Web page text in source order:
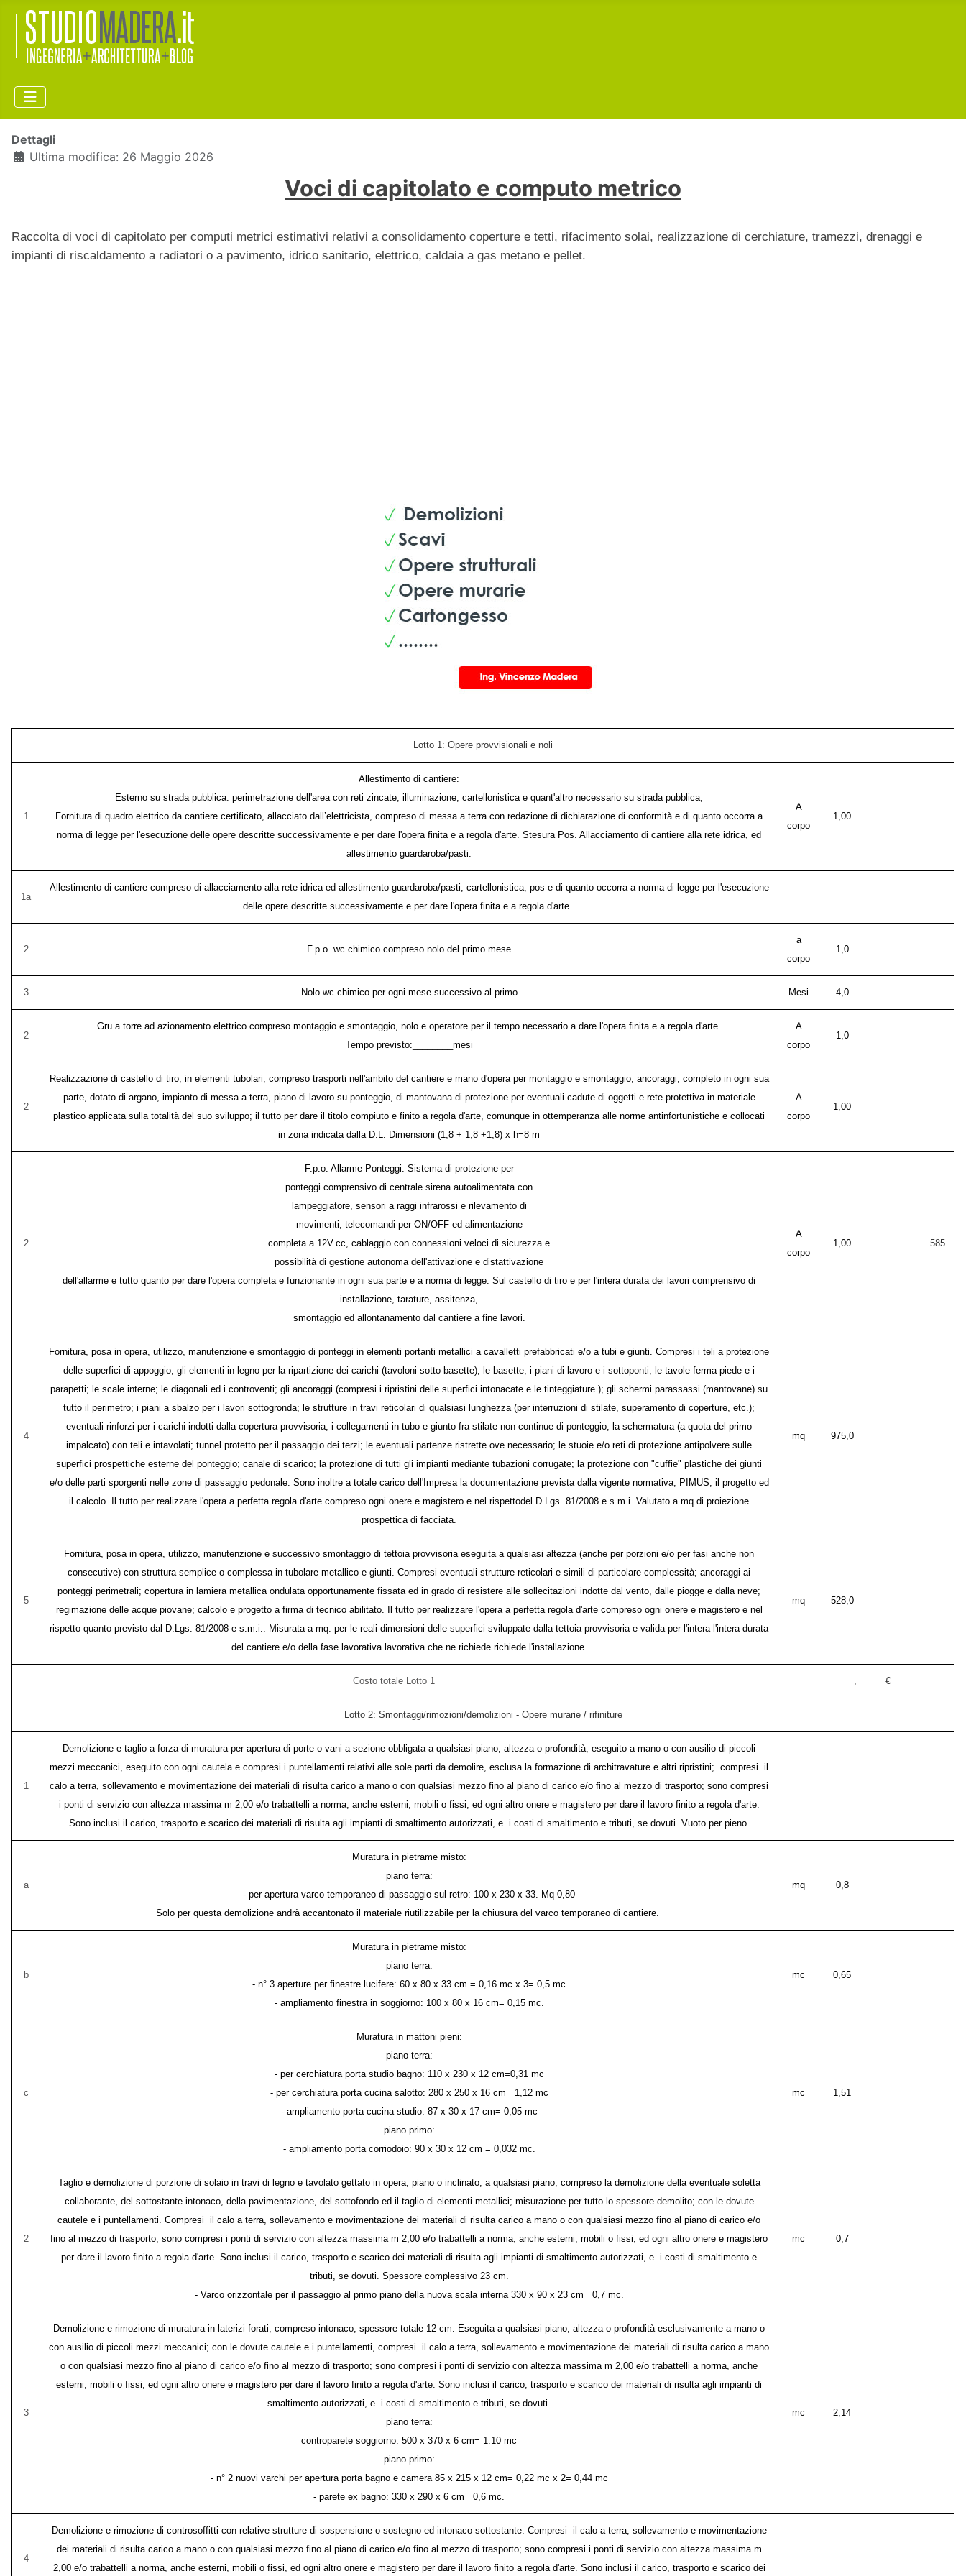
Dettagli
Ultima modifica: 26 Maggio 2026
Voci di capitolato e computo metrico
Raccolta di voci di capitolato per computi metrici estimativi relativi a consolidamento coperture e tetti, rifacimento solai, realizzazione di cerchiature, tramezzi, drenaggi e
impianti di riscaldamento a radiatori o a pavimento, idrico sanitario, elettrico, caldaia a gas metano e pellet.
Lotto 1: Opere provvisionali e noli
1
Allestimento di cantiere:
Esterno su strada pubblica: perimetrazione dell'area con reti zincate; illuminazione, cartellonistica e quant'altro necessario su strada pubblica;
Fornitura di quadro elettrico da cantiere certificato, allacciato dall’elettricista, compreso di messa a terra con redazione di dichiarazione di conformità e di quanto occorra a
norma di legge per l'esecuzione delle opere descritte successivamente e per dare l'opera finita e a regola d'arte. Stesura Pos. Allacciamento di cantiere alla rete idrica, ed
allestimento guardaroba/pasti.
A
corpo
1,00
1a
Allestimento di cantiere compreso di allacciamento alla rete idrica ed allestimento guardaroba/pasti, cartellonistica, pos e di quanto occorra a norma di legge per l'esecuzione
delle opere descritte successivamente e per dare l'opera finita e a regola d'arte.
2 F.p.o. wc chimico compreso nolo del primo mese
a
corpo
1,0
3 Nolo wc chimico per ogni mese successivo al primo Mesi 4,0
2
Gru a torre ad azionamento elettrico compreso montaggio e smontaggio, nolo e operatore per il tempo necessario a dare l'opera finita e a regola d'arte.
Tempo previsto:________mesi
A
corpo
1,0
2
Realizzazione di castello di tiro, in elementi tubolari, compreso trasporti nell'ambito del cantiere e mano d'opera per montaggio e smontaggio, ancoraggi, completo in ogni sua
parte, dotato di argano, impianto di messa a terra, piano di lavoro su ponteggio, di mantovana di protezione per eventuali cadute di oggetti e rete protettiva in materiale
plastico applicata sulla totalità del suo sviluppo; il tutto per dare il titolo compiuto e finito a regola d'arte, comunque in ottemperanza alle norme antinfortunistiche e collocati
in zona indicata dalla D.L. Dimensioni (1,8 + 1,8 +1,8) x h=8 m
A
corpo
1,00
2
F.p.o. Allarme Ponteggi: Sistema di protezione per
ponteggi comprensivo di centrale sirena autoalimentata con
lampeggiatore, sensori a raggi infrarossi e rilevamento di
movimenti, telecomandi per ON/OFF ed alimentazione
completa a 12V.cc, cablaggio con connessioni veloci di sicurezza e
possibilità di gestione autonoma dell'attivazione e distattivazione
dell'allarme e tutto quanto per dare l'opera completa e funzionante in ogni sua parte e a norma di legge. Sul castello di tiro e per l'intera durata dei lavori comprensivo di
installazione, tarature, assitenza,
smontaggio ed allontanamento dal cantiere a fine lavori.
A
corpo
1,00 585
4
Fornitura, posa in opera, utilizzo, manutenzione e smontaggio di ponteggi in elementi portanti metallici a cavalletti prefabbricati e/o a tubi e giunti. Compresi i teli a protezione
delle superfici di appoggio; gli elementi in legno per la ripartizione dei carichi (tavoloni sotto-basette); le basette; i piani di lavoro e i sottoponti; le tavole ferma piede e i
parapetti; le scale interne; le diagonali ed i controventi; gli ancoraggi (compresi i ripristini delle superfici intonacate e le tinteggiature ); gli schermi parassassi (mantovane) su
tutto il perimetro; i piani a sbalzo per i lavori sottogronda; le strutture in travi reticolari di qualsiasi lunghezza (per interruzioni di stilate, superamento di coperture, etc.);
eventuali rinforzi per i carichi indotti dalla copertura provvisoria; i collegamenti in tubo e giunto fra stilate non continue di ponteggio; la schermatura (a quota del primo
impalcato) con teli e intavolati; tunnel protetto per il passaggio dei terzi; le eventuali partenze ristrette ove necessario; le stuoie e/o reti di protezione antipolvere sulle
superfici prospettiche esterne del ponteggio; canale di scarico; la protezione di tutti gli impianti mediante tubazioni corrugate; la protezione con "cuffie" plastiche dei giunti
e/o delle parti sporgenti nelle zone di passaggio pedonale. Sono inoltre a totale carico dell'Impresa la documentazione prevista dalla vigente normativa; PIMUS, il progetto ed
il calcolo. Il tutto per realizzare l'opera a perfetta regola d'arte compreso ogni onere e magistero e nel rispettodel D.Lgs. 81/2008 e s.m.i..Valutato a mq di proiezione
prospettica di facciata.
mq 975,0
5
Fornitura, posa in opera, utilizzo, manutenzione e successivo smontaggio di tettoia provvisoria eseguita a qualsiasi altezza (anche per porzioni e/o per fasi anche non
consecutive) con struttura semplice o complessa in tubolare metallico e giunti. Compresi eventuali strutture reticolari e simili di particolare complessità; ancoraggi ai
ponteggi perimetrali; copertura in lamiera metallica ondulata opportunamente fissata ed in grado di resistere alle sollecitazioni indotte dal vento, dalle piogge e dalla neve;
regimazione delle acque piovane; calcolo e progetto a firma di tecnico abilitato. Il tutto per realizzare l'opera a perfetta regola d'arte compreso ogni onere e magistero e nel
rispetto quanto previsto dal D.Lgs. 81/2008 e s.m.i.. Misurata a mq. per le reali dimensioni delle superfici sviluppate dalla tettoia provvisoria e valida per l'intera l'intera durata
del cantiere e/o della fase lavorativa lavorativa che ne richiede richiede l'installazione.
mq 528,0
Costo totale Lotto 1 , €
Lotto 2: Smontaggi/rimozioni/demolizioni - Opere murarie / rifiniture
1
Demolizione e taglio a forza di muratura per apertura di porte o vani a sezione obbligata a qualsiasi piano, altezza o profondità, eseguito a mano o con ausilio di piccoli
mezzi meccanici, eseguito con ogni cautela e compresi i puntellamenti relativi alle sole parti da demolire, esclusa la formazione di architravature e altri ripristini; compresi il
calo a terra, sollevamento e movimentazione dei materiali di risulta carico a mano o con qualsiasi mezzo fino al piano di carico e/o fino al mezzo di trasporto; sono compresi
i ponti di servizio con altezza massima m 2,00 e/o trabattelli a norma, anche esterni, mobili o fissi, ed ogni altro onere e magistero per dare il lavoro finito a regola d'arte.
Sono inclusi il carico, trasporto e scarico dei materiali di risulta agli impianti di smaltimento autorizzati, e i costi di smaltimento e tributi, se dovuti. Vuoto per pieno.
a
Muratura in pietrame misto:
piano terra:
- per apertura varco temporaneo di passaggio sul retro: 100 x 230 x 33. Mq 0,80
Solo per questa demolizione andrà accantonato il materiale riutilizzabile per la chiusura del varco temporaneo di cantiere.
mq 0,8
b
Muratura in pietrame misto:
piano terra:
- n° 3 aperture per finestre lucifere: 60 x 80 x 33 cm = 0,16 mc x 3= 0,5 mc
- ampliamento finestra in soggiorno: 100 x 80 x 16 cm= 0,15 mc.
mc 0,65
c
Muratura in mattoni pieni:
piano terra:
- per cerchiatura porta studio bagno: 110 x 230 x 12 cm=0,31 mc
- per cerchiatura porta cucina salotto: 280 x 250 x 16 cm= 1,12 mc
- ampliamento porta cucina studio: 87 x 30 x 17 cm= 0,05 mc
piano primo:
- ampliamento porta corriodoio: 90 x 30 x 12 cm = 0,032 mc.
mc 1,51
2
Taglio e demolizione di porzione di solaio in travi di legno e tavolato gettato in opera, piano o inclinato, a qualsiasi piano, compreso la demolizione della eventuale soletta
collaborante, del sottostante intonaco, della pavimentazione, del sottofondo ed il taglio di elementi metallici; misurazione per tutto lo spessore demolito; con le dovute
cautele e i puntellamenti. Compresi il calo a terra, sollevamento e movimentazione dei materiali di risulta carico a mano o con qualsiasi mezzo fino al piano di carico e/o
fino al mezzo di trasporto; sono compresi i ponti di servizio con altezza massima m 2,00 e/o trabattelli a norma, anche esterni, mobili o fissi, ed ogni altro onere e magistero
per dare il lavoro finito a regola d'arte. Sono inclusi il carico, trasporto e scarico dei materiali di risulta agli impianti di smaltimento autorizzati, e i costi di smaltimento e
tributi, se dovuti. Spessore complessivo 23 cm.
- Varco orizzontale per il passaggio al primo piano della nuova scala interna 330 x 90 x 23 cm= 0,7 mc.
mc 0,7
3
Demolizione e rimozione di muratura in laterizi forati, compreso intonaco, spessore totale 12 cm. Eseguita a qualsiasi piano, altezza o profondità esclusivamente a mano o
con ausilio di piccoli mezzi meccanici; con le dovute cautele e i puntellamenti, compresi il calo a terra, sollevamento e movimentazione dei materiali di risulta carico a mano
o con qualsiasi mezzo fino al piano di carico e/o fino al mezzo di trasporto; sono compresi i ponti di servizio con altezza massima m 2,00 e/o trabattelli a norma, anche
esterni, mobili o fissi, ed ogni altro onere e magistero per dare il lavoro finito a regola d'arte. Sono inclusi il carico, trasporto e scarico dei materiali di risulta agli impianti di
smaltimento autorizzati, e i costi di smaltimento e tributi, se dovuti.
piano terra:
controparete soggiorno: 500 x 370 x 6 cm= 1.10 mc
piano primo:
- n° 2 nuovi varchi per apertura porta bagno e camera 85 x 215 x 12 cm= 0,22 mc x 2= 0,44 mc
- parete ex bagno: 330 x 290 x 6 cm= 0,6 mc.
mc 2,14
4
Demolizione e rimozione di controsoffitti con relative strutture di sospensione o sostegno ed intonaco sottostante. Compresi il calo a terra, sollevamento e movimentazione
dei materiali di risulta carico a mano o con qualsiasi mezzo fino al piano di carico e/o fino al mezzo di trasporto; sono compresi i ponti di servizio con altezza massima m
2,00 e/o trabattelli a norma, anche esterni, mobili o fissi, ed ogni altro onere e magistero per dare il lavoro finito a regola d'arte. Sono inclusi il carico, trasporto e scarico dei